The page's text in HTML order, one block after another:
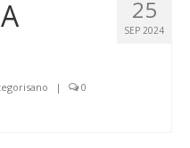
25
SEP 2024
| 0